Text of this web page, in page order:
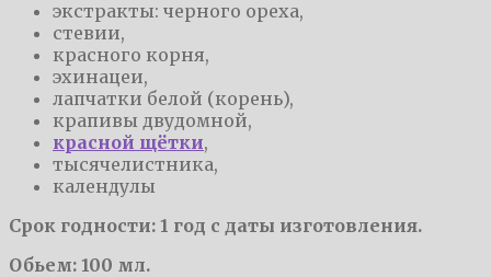
экстракты: черного ореха,
стевии,
красного корня,
эхинацеи,
лапчатки белой (корень),
крапивы двудомной,
красной щётки,
тысячелистника,
календулы
Срок годности: 1 год с даты изготовления.
Обьем: 100 мл.